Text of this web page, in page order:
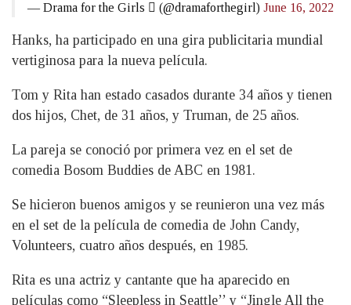
— Drama for the Girls  (@dramaforthegirl) June 16, 2022
Hanks, ha participado en una gira publicitaria mundial
vertiginosa para la nueva película.
Tom y Rita han estado casados durante 34 años y tienen
dos hijos, Chet, de 31 años, y Truman, de 25 años.
La pareja se conoció por primera vez en el set de
comedia Bosom Buddies de ABC en 1981.
Se hicieron buenos amigos y se reunieron una vez más
en el set de la película de comedia de John Candy,
Volunteers, cuatro años después, en 1985.
Rita es una actriz y cantante que ha aparecido en
películas como “Sleepless in Seattle’’ y “Jingle All the